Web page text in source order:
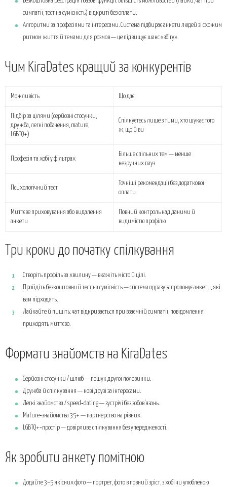
симпатії, тест на сумісність) відкриті без оплати.
Алгоритми за професіями та інтересами. Система підбирає анкети людей зі схожим
ритмом життя й темами для розмов — це підвищує шанс «збігу».
Чим KiraDates кращий за конкурентів
Можливість Що дає
Підбір за цілями (серйозні стосунки,
дружба, легкі побачення, mature,
LGBTQ+)
Спілкуєтесь лише з тими, хто шукає того
ж, що й ви
Професія та хобі у фільтрах
Більше спільних тем — менше
незручних пауз
Психологічний тест
Точніші рекомендації без додаткової
оплати
Миттєве приховування або видалення
анкети
Повний контроль над даними й
видимістю профілю
Три кроки до початку спілкування
Створіть профіль за хвилину — вкажіть місто й цілі.
Пройдіть безкоштовний тест на сумісність — система одразу запропонує анкети, які
вам підходять.
Лайкайте й пишіть: чат відкривається при взаємній симпатії, повідомлення
приходять миттєво.
Формати знайомств на KiraDates
Серйозні стосунки / шлюб — пошук другої половинки.
Дружба й спілкування — нові друзі за інтересами.
Легкі знайомства / speed‑dating — зустрічі без зобов’язань.
Mature‑знайомства 35+ — партнерство на рівних.
LGBTQ+‑простір — довірливе спілкування без упередженості.
Як зробити анкету помітною
Додайте 3–5 якісних фото — портрет, фото в повний зріст, з хобі чи улюбленою